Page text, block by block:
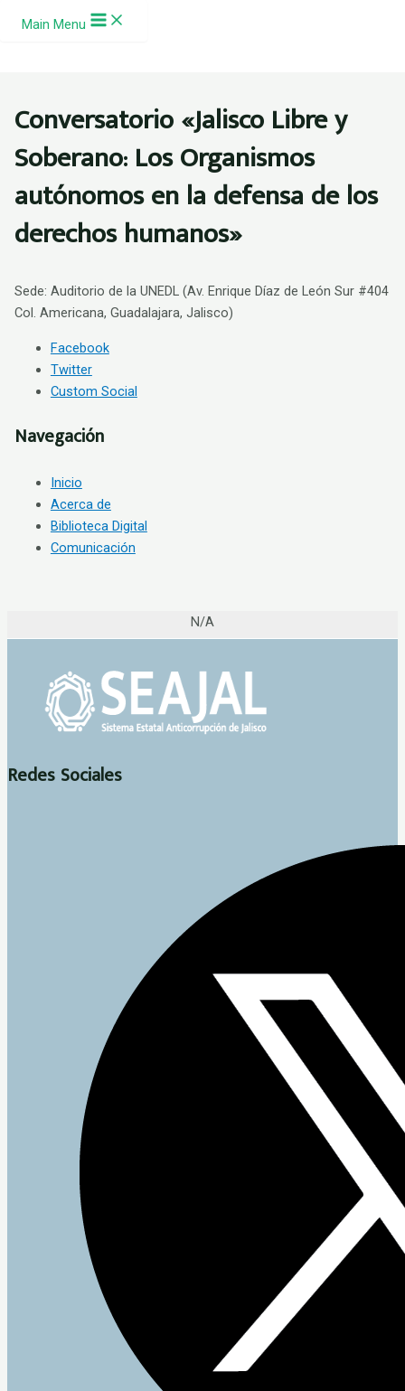
Ir al contenido
Main Menu
Conversatorio «Jalisco Libre y
Soberano: Los Organismos
autónomos en la defensa de los
derechos humanos»
Sede: Auditorio de la UNEDL (Av. Enrique Díaz de León Sur #404
Col. Americana, Guadalajara, Jalisco)
Facebook
Twitter
Custom Social
Navegación
Inicio
Acerca de
Biblioteca Digital
Comunicación
N/A
Redes Sociales